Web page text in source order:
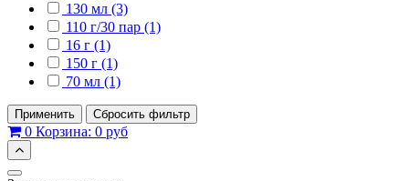
130 мл (3)
110 г/30 пар (1)
16 г (1)
150 г (1)
70 мл (1)
Применить Сбросить фильтр
0 Корзина: 0 руб